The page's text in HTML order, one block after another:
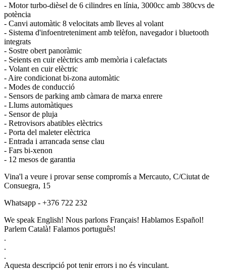
- Motor turbo-dièsel de 6 cilindres en línia, 3000cc amb 380cvs de
potència
- Canvi automàtic 8 velocitats amb lleves al volant
- Sistema d'infoentreteniment amb telèfon, navegador i bluetooth
integrats
- Sostre obert panoràmic
- Seients en cuir elèctrics amb memòria i calefactats
- Volant en cuir elèctric
- Aire condicionat bi-zona automàtic
- Modes de conducció
- Sensors de parking amb càmara de marxa enrere
- Llums automàtiques
- Sensor de pluja
- Retrovisors abatibles elèctrics
- Porta del maleter elèctrica
- Entrada i arrancada sense clau
- Fars bi-xenon
- 12 mesos de garantia
Vina'l a veure i provar sense compromís a Mercauto, C/Ciutat de
Consuegra, 15
Whatsapp - +376 722 232
We speak English! Nous parlons Français! Hablamos Español!
Parlem Català! Falamos português!
.
.
.
Aquesta descripció pot tenir errors i no és vinculant.